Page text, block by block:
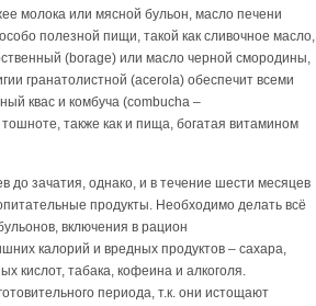
молока или мясной бульон, масло печени
полезной пищи, такой как сливочное масло,
(borage) или масло черной смородины,
гранатолистной (acerola) обеспечит всеми
квас и комбуча (combucha –
также как и пища, богатая витамином
до зачатия, однако, и в течение шести месяцев
продукты. Необходимо делать всё
включения в рацион
калорий и вредных продуктов – сахара,
кислот, табака, кофеина и алкоголя.
периода, т.к. они истощают